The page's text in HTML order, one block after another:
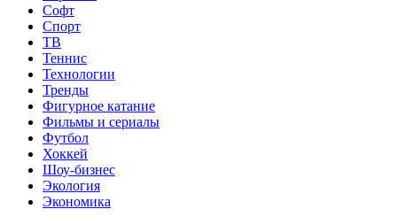
Софт
Спорт
ТВ
Теннис
Технологии
Тренды
Фигурное катание
Фильмы и сериалы
Футбол
Хоккей
Шоу-бизнес
Экология
Экономика